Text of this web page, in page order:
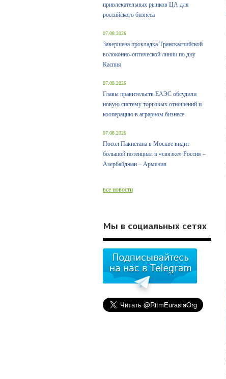
привлекательных рынков ЦА для
российского бизнеса
07.08.2026
Завершена прокладка Транскаспийской
волоконно-оптической линии по дну
Каспия
07.08.2026
Главы правительств ЕАЭС обсудили
новую систему торговых отношений и
кооперацию в аграрном бизнесе
07.08.2026
Посол Пакистана в Москве видит
большой потенциал в «связке» Россия –
Азербайджан – Армения
все новости
Мы в социальных сетях